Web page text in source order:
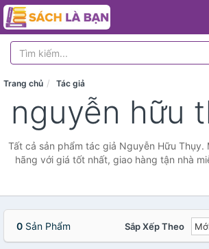
Trang chủ Tác giả
nguyễn hữu
Tất cả sản phẩm tác giả Nguyễn Hữu Thụy.
hãng với giá tốt nhất, giao hàng tận nhà
0 Sản Phẩm Sắp Xếp Theo